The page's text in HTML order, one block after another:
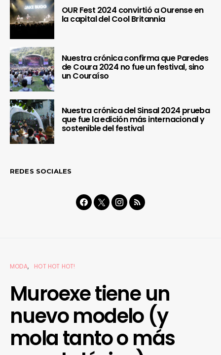
OUR Fest 2024 convirtió a Ourense en
la capital del Cool Britannia
Nuestra crónica confirma que Paredes
de Coura 2024 no fue un festival, sino
un Couraíso
Nuestra crónica del Sinsal 2024 prueba
que fue la edición más internacional y
sostenible del festival
REDES SOCIALES
MODA HOT HOT HOT!
Muroexe tiene un
nuevo modelo (y
mola tanto o más